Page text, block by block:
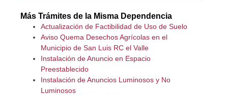
Más Trámites de la Misma Dependencia
Actualización de Factibilidad de Uso de Suelo
Aviso Quema Desechos Agrícolas en el
Municipio de San Luis RC el Valle
Instalación de Anuncio en Espacio
Preestablecido
Instalación de Anuncios Luminosos y No
Luminosos